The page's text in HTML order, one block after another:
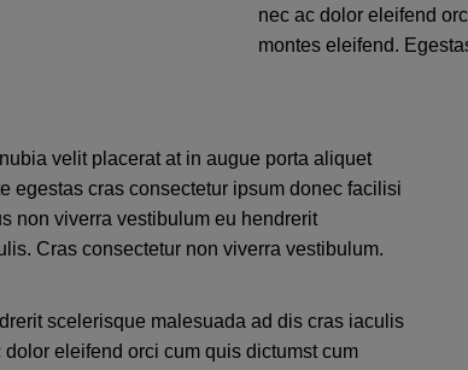
nec ac dolor eleifend
montes eleifend.
velit placerat at in augue porta aliquet
egestas cras consectetur ipsum donec facilisi
non viverra vestibulum eu hendrerit
Cras consectetur non viverra vestibulum.
scelerisque malesuada ad dis cras iaculis
eleifend orci cum quis dictumst cum